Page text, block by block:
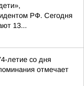
РФ. Сегодня
13...
летие со дня
отмечает